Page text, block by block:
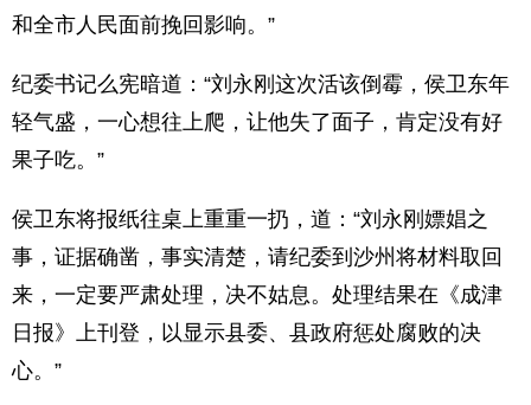
和全市人民面前挽回影响。”
纪委书记么宪暗道：“刘永刚这次活该倒霉，侯卫东年
轻气盛，一心想往上爬，让他失了面子，肯定没有好
果子吃。”
侯卫东将报纸往桌上重重一扔，道：“刘永刚嫖娼之
事，证据确凿，事实清楚，请纪委到沙州将材料取回
来，一定要严肃处理，决不姑息。处理结果在《成津
日报》上刊登，以显示县委、县政府惩处腐败的决
心。”